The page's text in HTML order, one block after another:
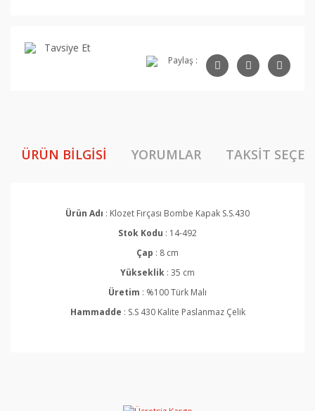
Tavsiye Et
Paylaş :
ÜRÜN BILGISI YORUMLAR TAKSIT
Ürün Adı : Klozet Fırçası Bombe Kapak S.S.430
Stok Kodu : 14-492
Çap : 8 cm
Yükseklik : 35 cm
Üretim : %100 Türk Malı
Hammadde : S.S 430 Kalite Paslanmaz Çelik